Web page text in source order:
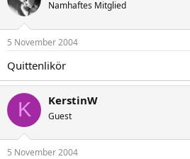
Namhaftes Mitglied
5 November 2004
Quittenlikör
K KerstinW
Guest
5 November 2004